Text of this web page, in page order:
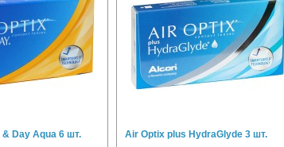
Day Aqua 6 шт. Air Optix plus HydraGlyde 3 шт.